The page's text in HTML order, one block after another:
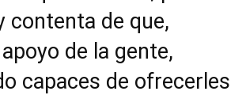
contenta de que,
de la gente,
capaces de ofrecerles